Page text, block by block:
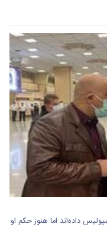
داده‌اند اما هنوز حکم او